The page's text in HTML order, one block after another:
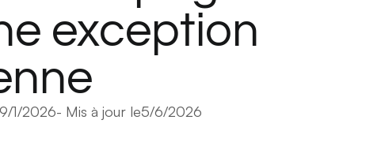
exception
1/2026- Mis à jour le5/6/2026